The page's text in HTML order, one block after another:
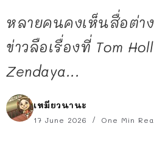
หลายคนคงเห็นสื่อต่า
ข่าวลือเรื่องที่ Tom
Zendaya...
เหมียวนานะ
17 June 2026 One Min